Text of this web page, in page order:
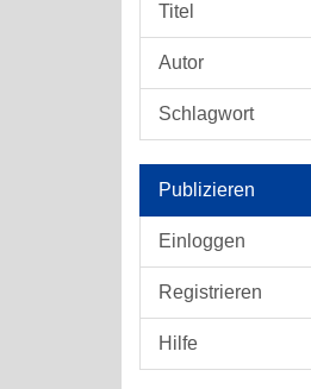
Titel
Autor
Schlagwort
Publizieren
Einloggen
Registrieren
Hilfe